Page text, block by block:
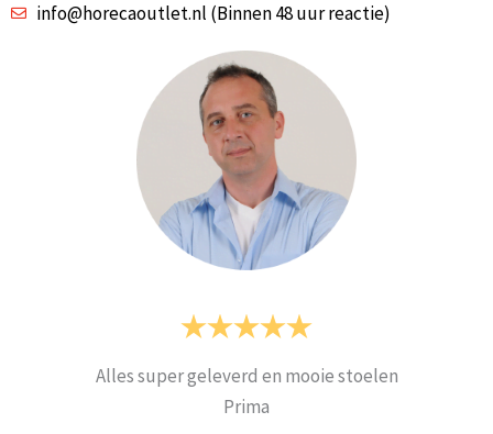
info@horecaoutlet.nl (Binnen 48 uur reactie)
Alles super geleverd en mooie stoelen
Prima